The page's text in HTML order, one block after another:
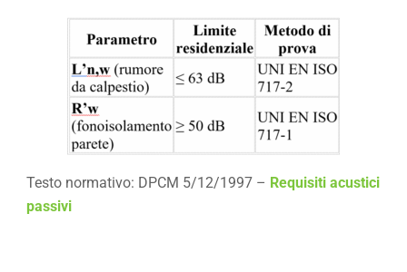
Testo normativo: DPCM 5/12/1997 – Requisiti acustici
passivi